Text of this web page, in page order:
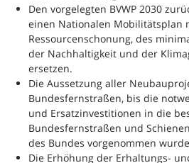
Den vorgelegten BVWP 2030
einen Nationalen Mobilitätsplan
Ressourcenschonung, des
der Nachhaltigkeit und der
ersetzen.
Die Aussetzung aller
Bundesfernstraßen, bis die
und Ersatzinvestitionen in die
Bundesfernstraßen und
des Bundes vorgenommen
Die Erhöhung der Erhaltungs-